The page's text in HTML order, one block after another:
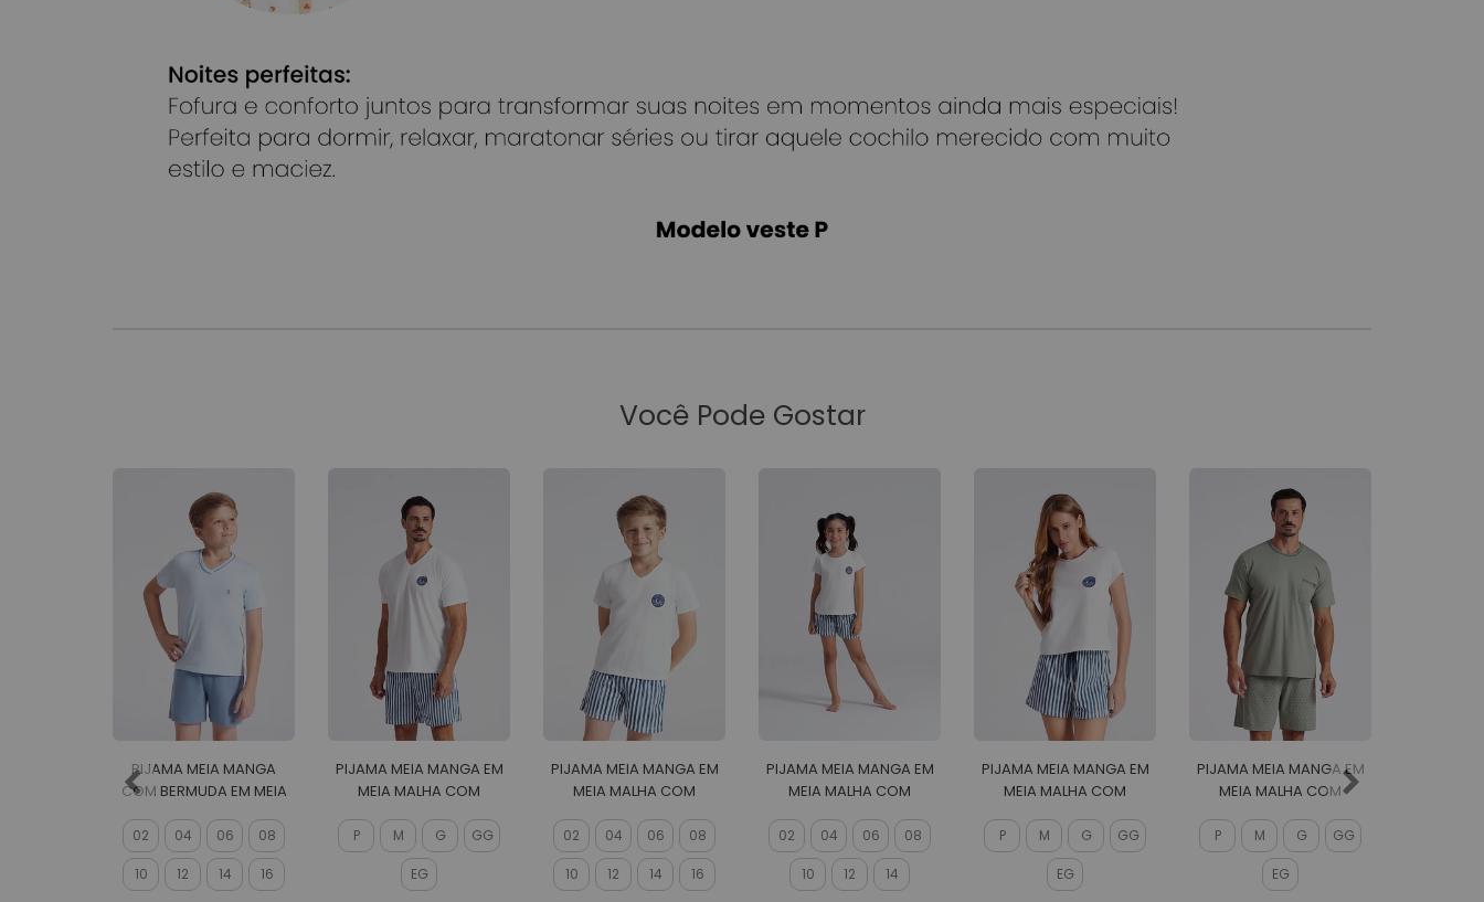
Você Pode Gostar
PIJAMA MEIA MANGA
COM BERMUDA EM MEIA
02 04 06 08
10 12 14 16
PIJAMA MEIA MANGA EM
MEIA MALHA COM
ROTATIVA MASCULINO
P M G GG
EG
PIJAMA MEIA MANGA EM
MEIA MALHA COM
ROTATIVA MASCULINO
02 04 06 08
10 12 14 16
PIJAMA MEIA MANGA EM
MEIA MALHA COM
ROTATIVA FEMININO
02 04 06 08
10 12 14
PIJAMA MEIA MANGA EM
MEIA MALHA COM
ROTATIVA FEMININO
P M G GG
EG
PIJAMA MEIA MANGA EM
MEIA MALHA COM
ROTATIVA MASCULINO
P M G GG
EG